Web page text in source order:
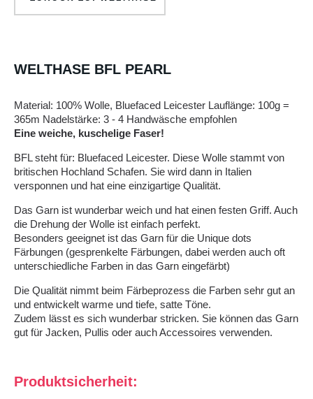
WELTHASE BFL PEARL
Material: 100% Wolle, Bluefaced Leicester Lauflänge: 100g =
365m Nadelstärke: 3 - 4 Handwäsche empfohlen
Eine weiche, kuschelige Faser!
BFL steht für: Bluefaced Leicester. Diese Wolle stammt von
britischen Hochland Schafen. Sie wird dann in Italien
versponnen und hat eine einzigartige Qualität.
Das Garn ist wunderbar weich und hat einen festen Griff. Auch
die Drehung der Wolle ist einfach perfekt.
Besonders geeignet ist das Garn für die Unique dots
Färbungen (gesprenkelte Färbungen, dabei werden auch oft
unterschiedliche Farben in das Garn eingefärbt)
Die Qualität nimmt beim Färbeprozess die Farben sehr gut an
und entwickelt warme und tiefe, satte Töne.
Zudem lässt es sich wunderbar stricken. Sie können das Garn
gut für Jacken, Pullis oder auch Accessoires verwenden.
Produktsicherheit: